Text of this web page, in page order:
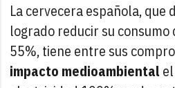
La cervecera española, que
logrado reducir su
55%, tiene entre sus
impacto medioambiental